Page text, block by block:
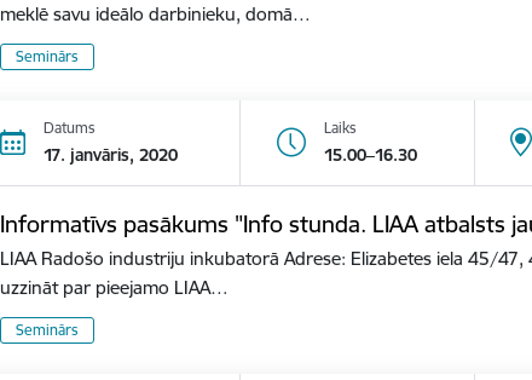
meklē savu ideālo darbinieku, domā…
Seminārs
Datums
17. janvāris, 2020
Laiks
15.00–16.30
Informatīvs pasākums "Info stunda. LIAA atbalsts
LIAA Radošo industriju inkubatorā Adrese: Elizabetes iela 45/
uzzināt par pieejamo LIAA…
Seminārs